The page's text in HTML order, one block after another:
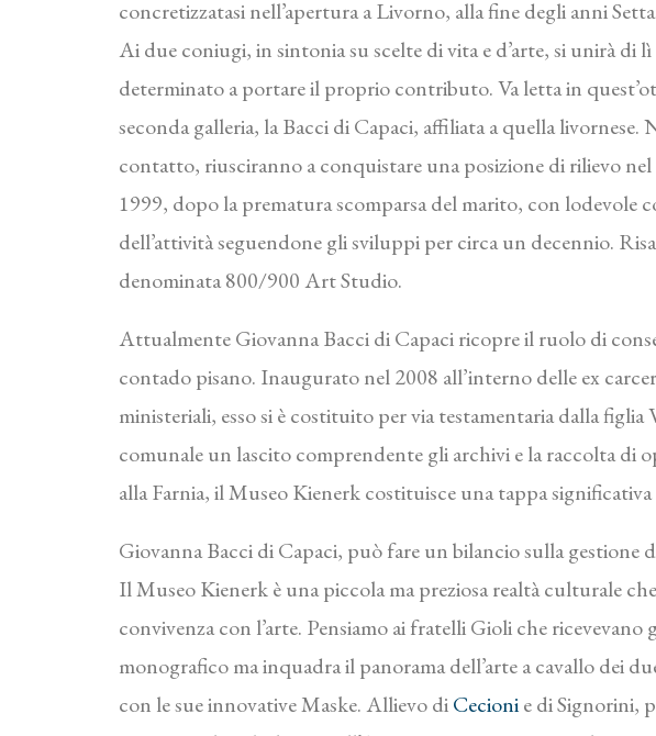
concretizzatasi nell’apertura a Livorno, alla fine degli anni
Ai due coniugi, in sintonia su scelte di vita e d’arte, si unirà
determinato a portare il proprio contributo. Va letta in
seconda galleria, la Bacci di Capaci, affiliata a quella
contatto, riusciranno a conquistare una posizione di rilievo
1999, dopo la prematura scomparsa del marito, con
dell’attività seguendone gli sviluppi per circa un decennio.
denominata 800/900 Art Studio.
Attualmente Giovanna Bacci di Capaci ricopre il ruolo di
contado pisano. Inaugurato nel 2008 all’interno delle ex
ministeriali, esso si è costituito per via testamentaria dalla
comunale un lascito comprendente gli archivi e la raccolta di
alla Farnia, il Museo Kienerk costituisce una tappa
Giovanna Bacci di Capaci, può fare un bilancio sulla gestione
Il Museo Kienerk è una piccola ma preziosa realtà culturale
convivenza con l’arte. Pensiamo ai fratelli Gioli che
monografico ma inquadra il panorama dell’arte a cavallo dei
con le sue innovative Maske. Allievo diCecionie di Signorini,